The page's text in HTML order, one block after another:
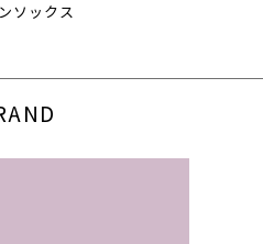
ソックス